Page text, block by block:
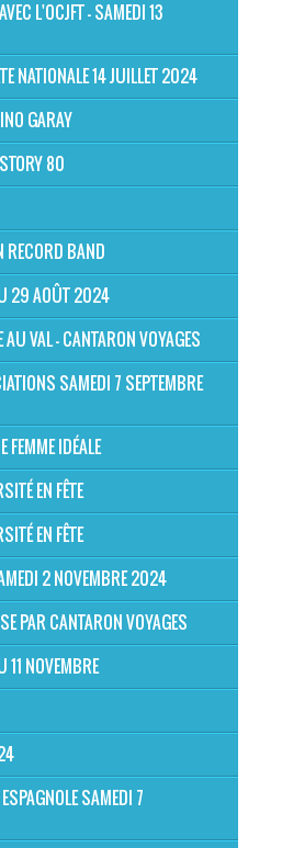
L'OCJFT - SAMEDI 13
NATIONALE 14 JUILLET 2024
GARAY
80
RECORD BAND
29 AOÛT 2024
VAL - CANTARON VOYAGES
SAMEDI 7 SEPTEMBRE
FEMME IDÉALE
EN FÊTE
EN FÊTE
2 NOVEMBRE 2024
PAR CANTARON VOYAGES
11 NOVEMBRE
SAMEDI 7